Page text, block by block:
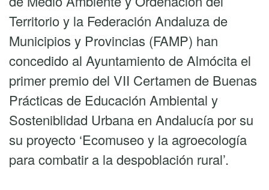
Territorio y la Federación Andaluza de
Municipios y Provincias (FAMP) han
concedido al Ayuntamiento de Almócita el
primer premio del VII Certamen de Buenas
Prácticas de Educación Ambiental y
Sosteniblidad Urbana en Andalucía por su
su proyecto ‘Ecomuseo y la agroecología
para combatir a la despoblación rural’.